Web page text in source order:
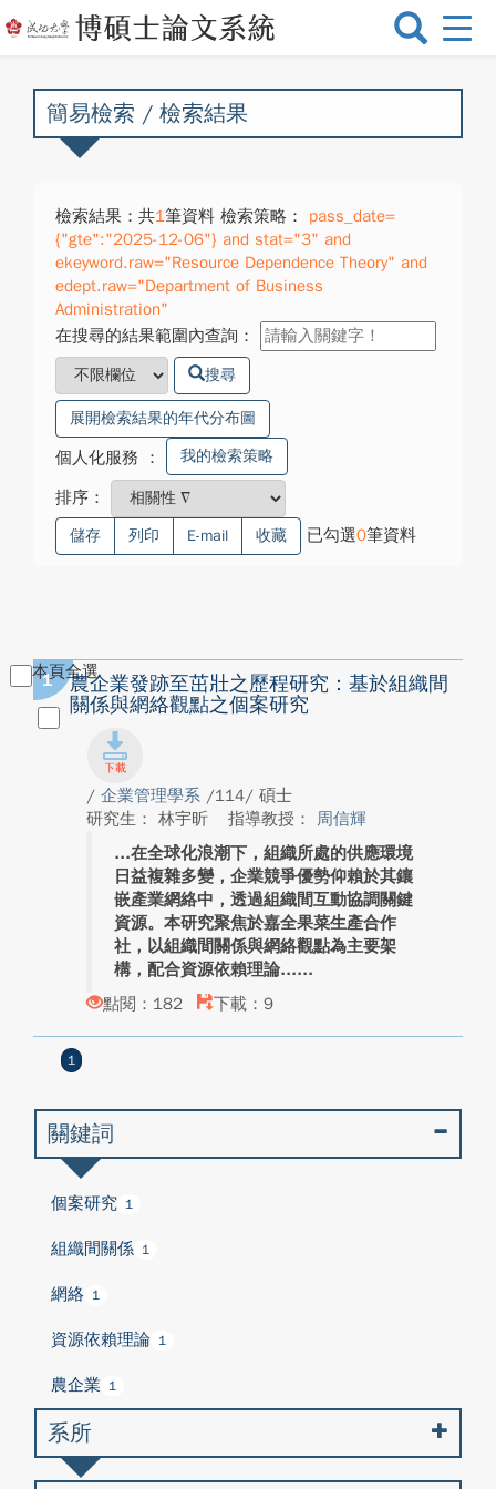
選
換
簡易檢索 / 檢索結果
檢索結果：共1筆資料 檢索策略：
pass_date=
{"gte":"2025-12-06"} and stat="3" and
ekeyword.raw="Resource Dependence Theory" and
edept.raw="Department of Business
Administration"
在搜尋的結果範圍內查詢：
搜尋
展開檢索結果的年代分布圖
個人化服務 ： 我的檢索策略
排序：
儲存 列印 E-mail 收藏 已勾選0筆資料
本頁全選
1
農企業發跡至茁壯之歷程研究：基於組織間
關係與網絡觀點之個案研究
/ 企業管理學系 /114/ 碩士
研究生： 林宇昕
指導教授： 周信輝
在全球化浪潮下，組織所處的供應環境
日益複雜多變，企業競爭優勢仰賴於其鑲
嵌產業網絡中，透過組織間互動協調關鍵
資源。本研究聚焦於嘉全果菜生產合作
社，以組織間關係與網絡觀點為主要架
構，配合資源依賴理論...
點閱：182
下載：9
1
關鍵詞
個案研究 1
組織間關係 1
網絡 1
資源依賴理論 1
農企業 1
系所